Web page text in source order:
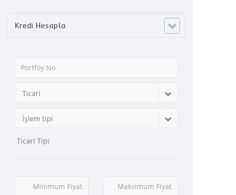
Kredi Hesapla
Ticari
İşlem tipi